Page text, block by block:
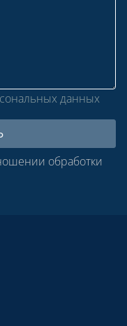
данных
обработки